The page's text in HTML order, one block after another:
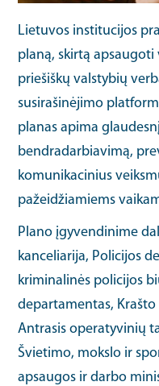
Lietuvos institucijos
planą, skirtą
priešiškų valstybių
susirašinėjimo
planas apima
bendradarbiavimą,
komunikacinius
pažeidžiamiems
Plano įgyvendinime
kanceliarija, Policijos
kriminalinės policijos
departamentas,
Antrasis operatyvinių
Švietimo, mokslo ir
apsaugos ir darbo